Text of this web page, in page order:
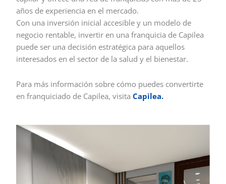
años de experiencia en el mercado.
Con una inversión inicial accesible y un modelo de
negocio rentable, invertir en una franquicia de Capilea
puede ser una decisión estratégica para aquellos
interesados en el sector de la salud y el bienestar.
Para más información sobre cómo puedes convertirte
en franquiciado de Capilea, visitaCapilea.